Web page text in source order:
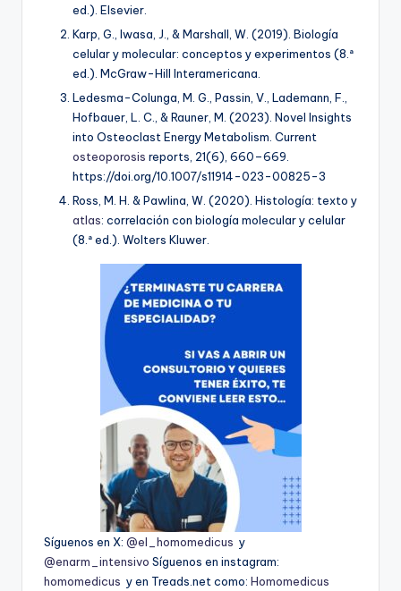
ed.). Elsevier.
Karp, G., Iwasa, J., & Marshall, W. (2019). Biología
celular y molecular: conceptos y experimentos (8.ª
ed.). McGraw-Hill Interamericana.
Ledesma-Colunga, M. G., Passin, V., Lademann, F.,
Hofbauer, L. C., & Rauner, M. (2023). Novel Insights
into Osteoclast Energy Metabolism. Current
osteoporosis reports 21(6), 660–669.
https://doi.org/10.1007/s11914-023-00825-3
Ross, M. H. & Pawlina, W. (2020). Histología: texto y
atlas: correlación con biología molecular y celular
(8.ª ed.). Wolters Kluwer.
Síguenos en X: @el_homomedicus y
@enarm_intensivo Síguenos en instagram:
homomedicus y en Treads.net como: Homomedicus